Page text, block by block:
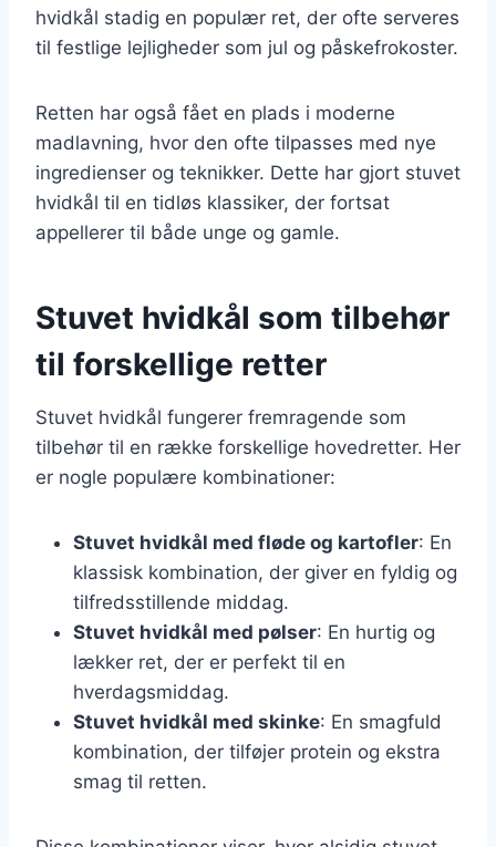
hvidkål stadig en populær ret, der ofte serveres
til festlige lejligheder som jul og påskefrokoster.
Retten har også fået en plads i moderne
madlavning, hvor den ofte tilpasses med nye
ingredienser og teknikker. Dette har gjort stuvet
hvidkål til en tidløs klassiker, der fortsat
appellerer til både unge og gamle.
Stuvet hvidkål som tilbehør
til forskellige retter
Stuvet hvidkål fungerer fremragende som
tilbehør til en række forskellige hovedretter. Her
er nogle populære kombinationer:
Stuvet hvidkål med fløde og kartofler: En
klassisk kombination, der giver en fyldig og
tilfredsstillende middag.
Stuvet hvidkål med pølser: En hurtig og
lækker ret, der er perfekt til en
hverdagsmiddag.
Stuvet hvidkål med skinke: En smagfuld
kombination, der tilføjer protein og ekstra
smag til retten.